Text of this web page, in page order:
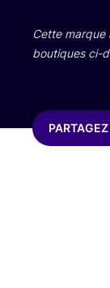
Cette marque
bou­tiques ci-
PARTAGEZ